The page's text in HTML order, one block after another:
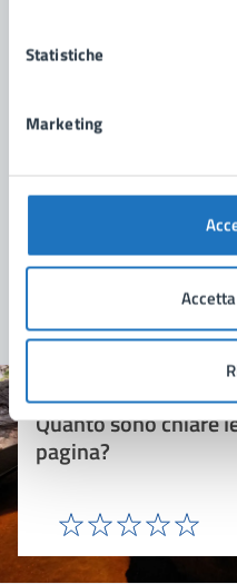
Statistiche
Marketing
Quanto sono chiare
pagina?
Valuta
Valuta 4
Valuta 3 stelle
Valuta 2 stelle su 5
Valuta 1 stelle su 5